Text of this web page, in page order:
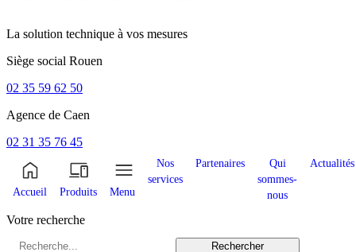
La solution technique à vos mesures
Siège social Rouen
02 35 59 62 50
Agence de Caen
02 31 35 76 45
Accueil Produits Menu
Nos
services
Partenaires
Qui
sommes-
nous
Actualités
Votre recherche
Rechercher